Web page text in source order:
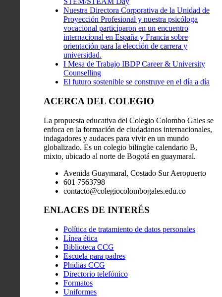
Nuestra Directora Corporativa de la Unidad de
Proyección Profesional y nuestra psicóloga
vocacional participaron en un encuentro
internacional en España y Francia sobre
orientación para la elección de carrera y
universidad.
I Mesa de Trabajo IBDP Career & University
Counselling
El futuro sostenible se construye en el día a día
ACERCA DEL COLEGIO
La propuesta educativa del Colegio Colombo Gales se
enfoca en la formación de ciudadanos internacionales,
indagadores y audaces para vivir en un mundo
globalizado. Es un colegio bilingüe calendario B,
mixto, ubicado al norte de Bogotá en guaymaral.
Avenida Guaymaral, Costado Sur Aeropuerto
601 7563798
contacto@colegiocolombogales.edu.co
ENLACES DE INTERÉS
Política de tratamiento de datos personales
Línea ética
Biblioteca CCG
Escuela para padres
Phidias CCG
Directorio telefónico
Formatos
Uniformes